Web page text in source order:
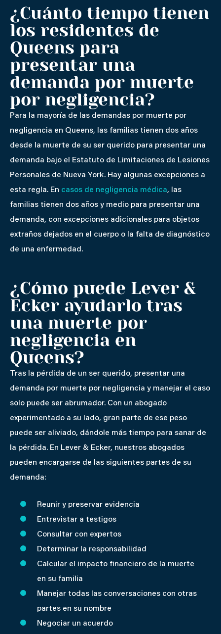
¿Cuánto tiempo tienen
los residentes de
Queens para
presentar una
demanda por muerte
por negligencia?
Para la mayoría de las demandas por muerte por
negligencia en Queens, las familias tienen dos años
desde la muerte de su ser querido para presentar una
demanda bajo el Estatuto de Limitaciones de Lesiones
Personales de Nueva York. Hay algunas excepciones a
esta regla. En casos de negligencia médica, las
familias tienen dos años y medio para presentar una
demanda, con excepciones adicionales para objetos
extraños dejados en el cuerpo o la falta de diagnóstico
de una enfermedad.
¿Cómo puede Lever &
Ecker ayudarlo tras
una muerte por
negligencia en
Queens?
Tras la pérdida de un ser querido, presentar una
demanda por muerte por negligencia y manejar el caso
solo puede ser abrumador. Con un abogado
experimentado a su lado, gran parte de ese peso
puede ser aliviado, dándole más tiempo para sanar de
la pérdida. En Lever & Ecker, nuestros abogados
pueden encargarse de las siguientes partes de su
demanda:
Reunir y preservar evidencia
Entrevistar a testigos
Consultar con expertos
Determinar la responsabilidad
Calcular el impacto financiero de la muerte
en su familia
Manejar todas las conversaciones con otras
partes en su nombre
Negociar un acuerdo